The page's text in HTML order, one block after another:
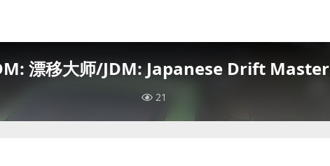
漂移大师/JDM: Japanese Drift Master
21